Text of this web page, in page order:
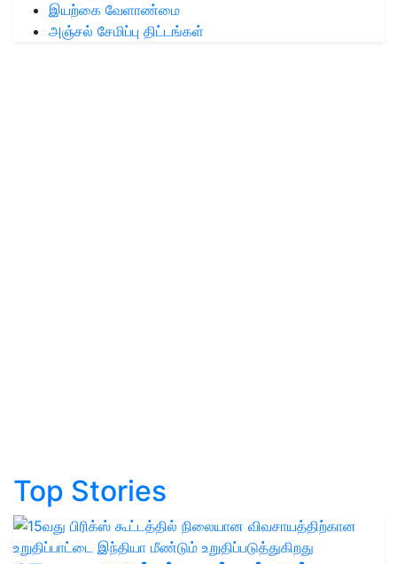
இயற்கை வேளாண்மை
அஞ்சல் சேமிப்பு திட்டங்கள்
Top Stories